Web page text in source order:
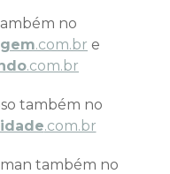
no
.com.br e
.com.br
também no
.com.br
também no